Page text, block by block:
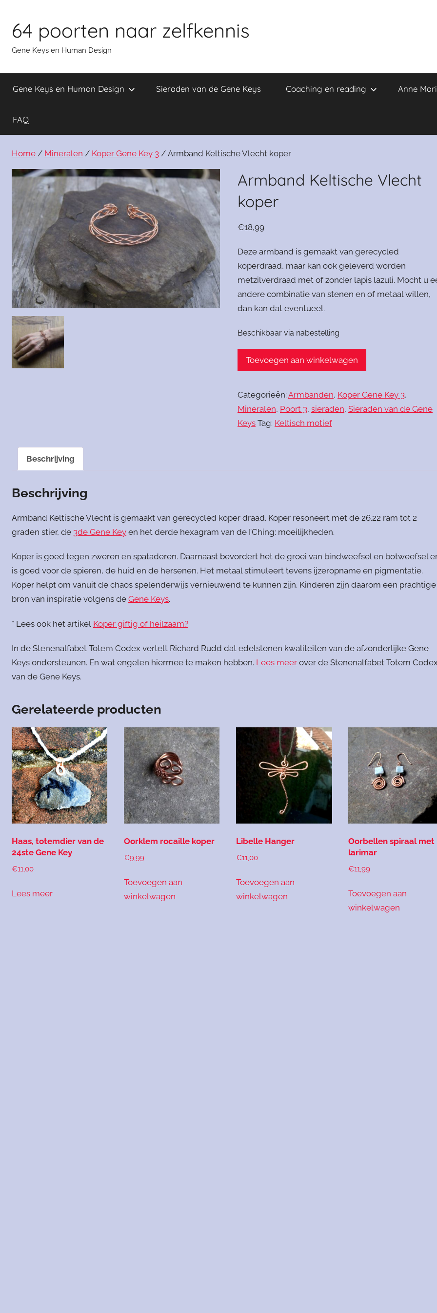
content
64 poorten naar zelfkennis
Gene Keys en Human Design
Gene Keys en Human Design Sieraden van de Gene Keys Coaching en reading Anne
FAQ
Home / Mineralen / Koper Gene Key 3 / Armband Keltische Vlecht koper
Armband Keltische Vlecht
koper
€18,99
Deze armband is gemaakt van gerecycled
koperdraad, maar kan ook geleverd worden
metzilverdraad met of zonder lapis lazuli. Mocht u
andere combinatie van stenen en of metaal willen,
dan kan dat eventueel.
Beschikbaar via nabestelling
Armband
Keltische
koper
aantal
Toevoegen aan winkelwagen
Categorieën:Armbanden, Koper Gene Key 3,
Mineralen, Poort 3,sieraden,Sieraden van de Gene
Keys Tag: Keltisch motief
Beschrijving
Beschrijving
Armband Keltische Vlecht is gemaakt van gerecycled koper draad. Koper resoneert met de 26.22 ram tot 2
graden stier, de 3de Gene Key en het derde hexagram van de I’Ching: moeilijkheden.
Koper is goed tegen zweren en spataderen. Daarnaast bevordert het de groei van bindweefsel en botweefsel
is goed voor de spieren, de huid en de hersenen. Het metaal stimuleert tevens ijzeropname en pigmentatie.
Koper helpt om vanuit de chaos spelenderwijs vernieuwend te kunnen zijn. Kinderen zijn daarom een prachtige
bron van inspiratie volgens de Gene Keys.
* Lees ook het artikel Koper giftig of heilzaam?
In de Stenenalfabet Totem Codex vertelt Richard Rudd dat edelstenen kwaliteiten van de afzonderlijke Gene
Keys ondersteunen. En wat engelen hiermee te maken hebben. Lees meer over de Stenenalfabet Totem
van de Gene Keys.
Gerelateerde producten
Haas, totemdier van de
24ste Gene Key
€11,00
Lees meer
Oorklem rocaille koper
€9,99
Toevoegen aan
winkelwagen
Libelle Hanger
€11,00
Toevoegen aan
winkelwagen
Oorbellen spiraal met
larimar
€11,99
Toevoegen aan
winkelwagen